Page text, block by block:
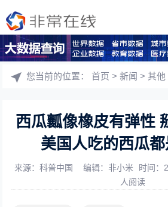
您当前的位置：首页 >新闻 >其他
西瓜瓤像橡皮有弹性
美国人吃的西瓜都
来源：科普中国 编辑：非小米 时间：
人阅读